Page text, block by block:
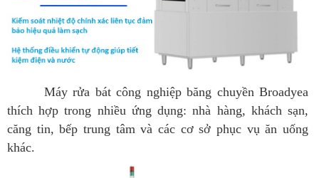
Máy rửa bát công nghiệp băng chuyền Broadyea
thích hợp trong nhiều ứng dụng: nhà hàng, khách sạn,
căng tin, bếp trung tâm và các cơ sở phục vụ ăn uống
khác.